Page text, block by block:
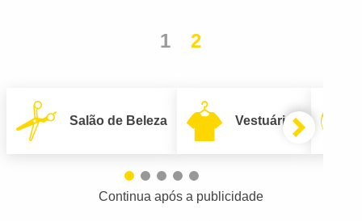
1 2
Salão de Beleza Vestuário
Continua após a publicidade